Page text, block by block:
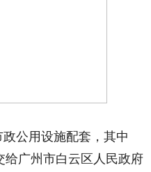
公用设施配套，其中
给广州市白云区人民政府